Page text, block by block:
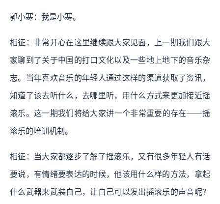
郭小寒：我是小寒。
相征：非常开心在这里继续跟大家见面，上一期我们跟大
家聊到了关于中国的打口文化以及一些地上地下的音乐杂
志。当年喜欢音乐的年轻人通过这样的渠道获取了资讯，
知道了该去听什么，去哪里听，用什么方式来更加接近摇
滚乐。这一期我们将给大家讲一个非常重要的存在——摇
滚乐的培训机制。
相征：当大家都逐步了解了摇滚乐，又有很多年轻人有话
要说，有情绪要表达的时候，他该用什么样的方法，拿起
什么武器来武装自己，让自己可以发出摇滚乐的声音呢？